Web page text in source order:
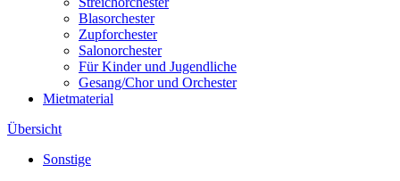
Blasorchester
Zupforchester
Salonorchester
Für Kinder und Jugendliche
Gesang/Chor und Orchester
Mietmaterial
Übersicht
Sonstige